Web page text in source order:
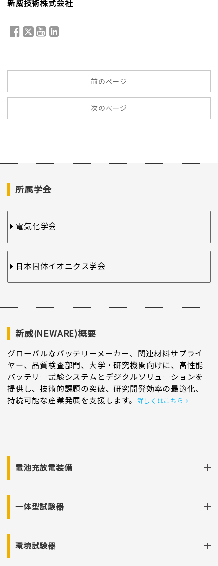
新威技術株式会社
前のページ
次のページ
所属学会
電気化学会
日本固体イオニクス学会
新威(NEWARE)概要
グローバルなバッテリーメーカー、関連材料サプライ
ヤー、品質検査部門、大学・研究機関向けに、高性能
バッテリー試験システムとデジタルソリューションを
提供し、技術的課題の突破、研究開発効率の最適化、
持続可能な産業発展を支援します。
詳しくはこちら
電池充放電装備
一体型試験器
環境試験器